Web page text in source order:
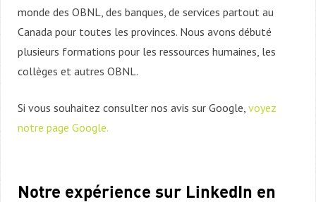
monde des OBNL, des banques, de services partout au
Canada pour toutes les provinces. Nous avons débuté
plusieurs formations pour les ressources humaines, les
collèges et autres OBNL.
Si vous souhaitez consulter nos avis sur Google, voyez
notre page Google.
Notre expérience sur LinkedIn en